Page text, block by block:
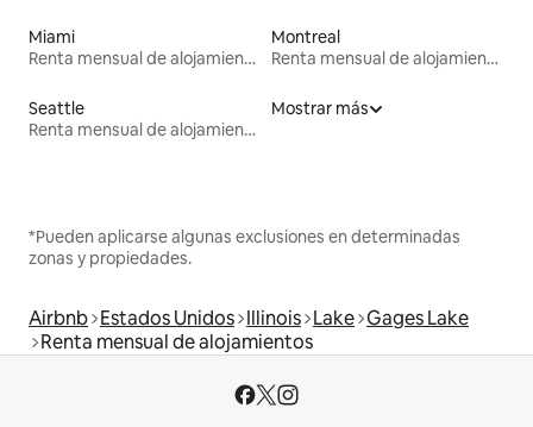
Miami
Renta mensual de alojamientos
Montreal
Renta mensual de alojamientos
Seattle
Renta mensual de alojamientos
Mostrar más
*Pueden aplicarse algunas exclusiones en determinadas
zonas y propiedades.
Airbnb Estados Unidos Illinois Lake Gages Lake
Renta mensual de alojamientos